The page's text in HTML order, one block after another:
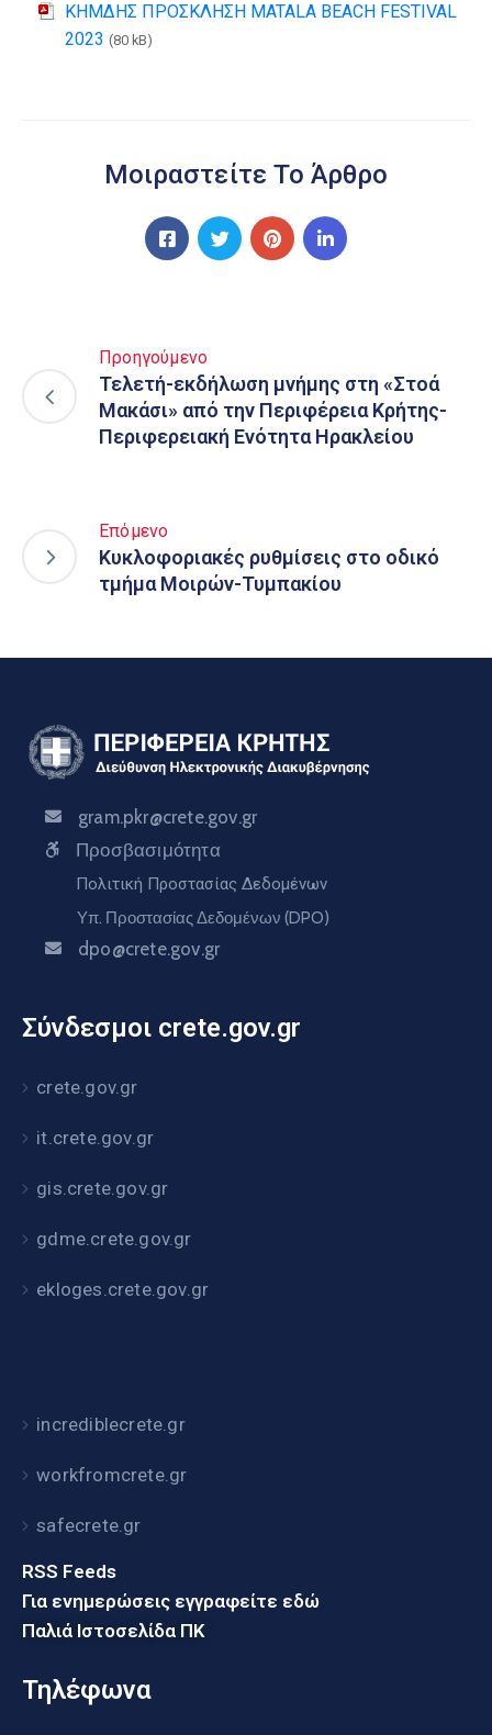
ΚΗΜΔΗΣ ΠΡΟΣΚΛΗΣΗ MATALA BEACH FESTIVAL
2023 (80 kB)
Μοιραστείτε Το Άρθρο
Προηγούμενο
Τελετή-εκδήλωση μνήμης στη «Στοά
Μακάσι» από την Περιφέρεια Κρήτης-
Περιφερειακή Ενότητα Ηρακλείου
Επόμενο
Κυκλοφοριακές ρυθμίσεις στο οδικό
τμήμα Μοιρών-Τυμπακίου
gram.pkr@crete.gov.gr
Προσβασιμότητα
Πολιτική Προστασίας Δεδομένων
Υπ. Προστασίας Δεδομένων (DPO)
dpo@crete.gov.gr
Σύνδεσμοι crete.gov.gr
crete.gov.gr
it.crete.gov.gr
gis.crete.gov.gr
gdme.crete.gov.gr
ekloges.crete.gov.gr
incrediblecrete.gr
workfromcrete.gr
safecrete.gr
RSS Feeds
Για ενημερώσεις εγγραφείτε εδώ
Παλιά Ιστοσελίδα ΠΚ
Τηλέφωνα